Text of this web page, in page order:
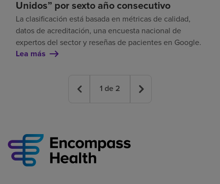
Unidos” por sexto año consecutivo
La clasificación está basada en métricas de calidad,
datos de acreditación, una encuesta nacional de
expertos del sector y reseñas de pacientes en Google.
Lea más
1 de 2